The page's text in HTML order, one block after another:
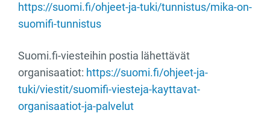
https://suomi.fi/ohjeet-ja-tuki/tunnistus/mika-on-
suomifi-tunnistus
Suomi.fi-viesteihin postia lähettävät
organisaatiot: https://suomi.fi/ohjeet-ja-
tuki/viestit/suomifi-viesteja-kayttavat-
organisaatiot-ja-palvelut